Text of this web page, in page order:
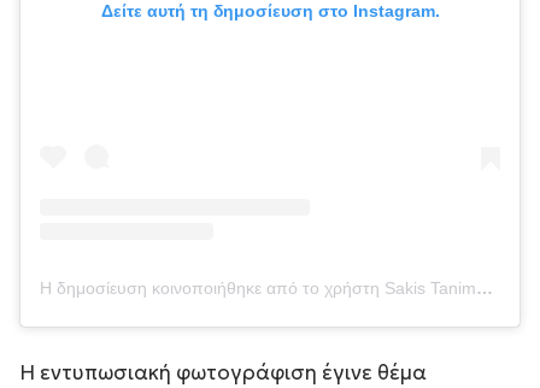
Δείτε αυτή τη δημοσίευση στο Instagram.
Η δημοσίευση κοινοποιήθηκε από το χρήστη Sakis Tanimanidis (@sakiswp)
Η εντυπωσιακή φωτογράφιση έγινε θέμα